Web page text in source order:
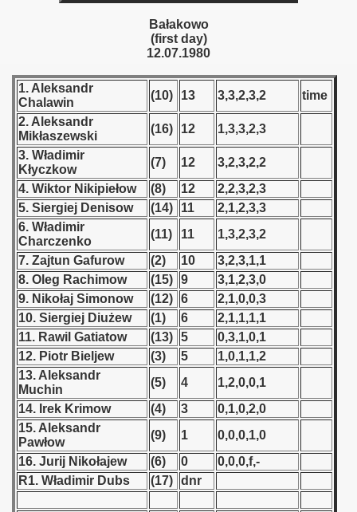
Bałakowo
(first day)
12.07.1980
1. Aleksandr
Chalawin
(10) 13 3,3,2,3,2
time
2. Aleksandr
Mikłaszewski
(16) 12
1,3,3,2,3
3. Władimir
Kłyczkow
(7) 12
3,2,3,2,2
4. Wiktor Nikipiełow
(8) 12
2,2,3,2,3
5. Siergiej Denisow
(14) 11
2,1,2,3,3
6. Władimir
Charczenko
(11) 11
1,3,2,3,2
7. Zajtun Gafurow
(2) 10
3,2,3,1,1
8. Oleg Rachimow
(15) 9
3,1,2,3,0
9. Nikołaj Simonow
(12) 6
2,1,0,0,3
10. Siergiej Diużew
(1) 6
2,1,1,1,1
11. Rawil Gatiatow
(13) 5
0,3,1,0,1
12. Piotr Bieljew
(3) 5
1,0,1,1,2
13. Aleksandr
Muchin
(5) 4
1,2,0,0,1
14. Irek Krimow
(4) 3
0,1,0,2,0
15. Aleksandr
Pawłow
(9) 1
0,0,0,1,0
16. Jurij Nikołajew
(6) 0
0,0,0,f,-
R1. Władimir Dubs
(17) dnr
- 1955
- 1956
- 1957
- 1958
- 1959
- 1960
- 1961
- 1962
- 1963
- 1964
- 1965
- 1966
- 1967